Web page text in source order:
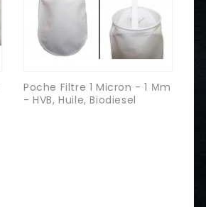
Poche Filtre 1 Micron - 1 Μm
- HVB, Huile, Biodiesel